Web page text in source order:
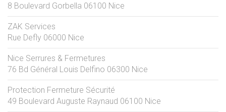
8 Boulevard Gorbella 06100 Nice
ZAK Services
Rue Defly 06000 Nice
Nice Serrures & Fermetures
76 Bd Général Louis Delfino 06300 Nice
Protection Fermeture Sécurité
49 Boulevard Auguste Raynaud 06100 Nice